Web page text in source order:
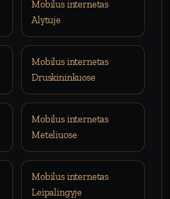
Mobilus internetas
Alytuje
Mobilus internetas
Druskininkuose
Mobilus internetas
Meteliuose
Mobilus internetas
Leipalingyje